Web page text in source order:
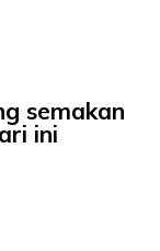
semakan
ini